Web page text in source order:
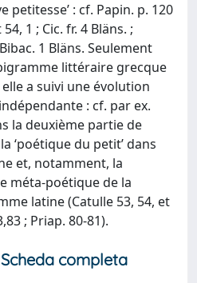
petitesse’ : cf. Papin. p. 120
1 ; Cic. fr. 4 Bläns. ;
1 Bläns. Seulement
littéraire grecque
a suivi une évolution
: cf. par ex.
la deuxième partie de
‘poétique du petit’ dans
et, notamment, la
méta-poétique de la
latine (Catulle 53, 54, et
; Priap. 80-81).
Scheda completa